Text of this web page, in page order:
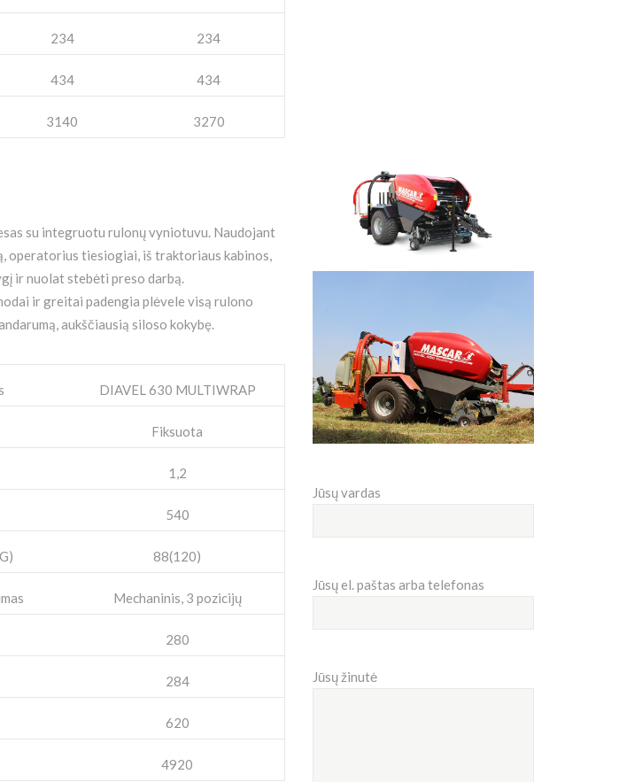
234 234
434 434
3140 3270
su integruotu rulonų vyniotuvu. Naudojant
operatorius tiesiogiai, iš traktoriaus kabinos,
ir nuolat stebėti preso darbą.
ir greitai padengia plėvele visą rulono
aukščiausią siloso kokybę.
DIAVEL 630 MULTIWRAP
Fiksuota
1,2
540
88(120)
Mechaninis, 3 pozicijų
280
284
620
4920
Jūsų vardas
Jūsų el. paštas arba telefonas
Jūsų žinutė